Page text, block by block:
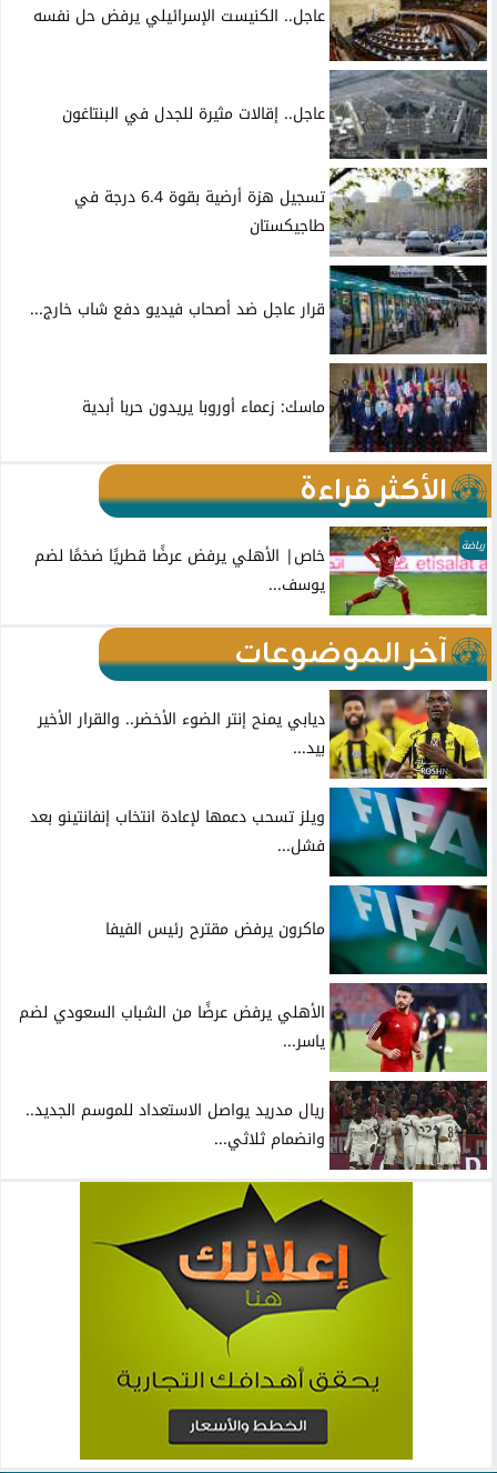
عاجل.. الكنيست الإسرائيلي يرفض حل نفسه
عاجل.. إقالات مثيرة للجدل في البنتاغون
تسجيل هزة أرضية بقوة 6.4 درجة في
طاجيكستان
قرار عاجل ضد أصحاب فيديو دفع شاب خارج...
ماسك: زعماء أوروبا يريدون حربا أبدية
الأكثر قراءة
رياضة
خاص| الأهلي يرفض عرضًا قطريًا ضخمًا لضم
يوسف...
آخر الموضوعات
ديابي يمنح إنتر الضوء الأخضر.. والقرار الأخير
بيد...
ويلز تسحب دعمها لإعادة انتخاب إنفانتينو بعد
فشل...
ماكرون يرفض مقترح رئيس الفيفا
الأهلي يرفض عرضًا من الشباب السعودي لضم
ياسر...
ريال مدريد يواصل الاستعداد للموسم الجديد..
وانضمام ثلاثي...